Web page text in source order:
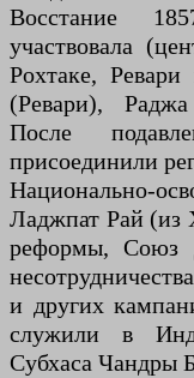
Восстание
участвовала
Рохтаке,
(Ревари),
После
присоединили
Национально-
Ладжпат Рай (из
реформы, Союз
и других
служили в
Субхаса Чандры